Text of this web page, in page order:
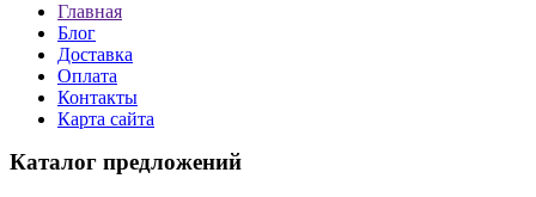
Главная
Блог
Доставка
Оплата
Контакты
Карта сайта
Каталог предложений